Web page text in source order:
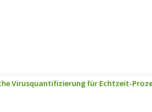
Virusquantifizierung für Echtzeit-